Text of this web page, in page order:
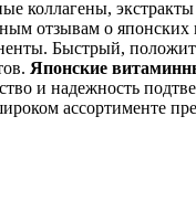
коллагены,
отзывам о
Быстрый,
Японские
и надежность